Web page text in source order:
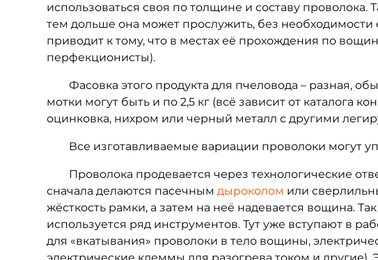
использоваться своя по толщине и составу
тем дольше она может прослужить, без необходимости
приводит к тому, что в местах её прохождения по
перфекционисты).
Фасовка этого продукта для пчеловода – разная,
мотки могут быть и по 2,5 кг (всё зависит от каталога
оцинковка, нихром или черный металл с другими
Все изготавливаемые вариации проволоки могут
Проволока продевается через технологические
сначала делаются пасечным дыроколом или
жёсткость рамки, а затем на неё надевается вощина.
используется ряд инструментов. Тут уже вступают в
для «вкатывания» проволоки в тело вощины,